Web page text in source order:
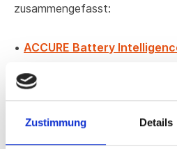
Zustimmung Details
zusammengefasst:
• ACCURE Battery
Partnerschaft bekannt;
den USA
•BenFit-Nutrition GmbH